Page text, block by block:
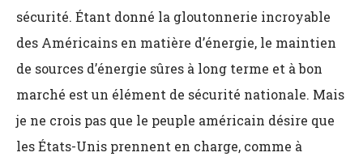
sécurité. Étant donné la gloutonnerie incroyable
des Américains en matière d’énergie, le maintien
de sources d’énergie sûres à long terme et à bon
marché est un élément de sécurité nationale. Mais
je ne crois pas que le peuple américain désire que
les États-Unis prennent en charge, comme à